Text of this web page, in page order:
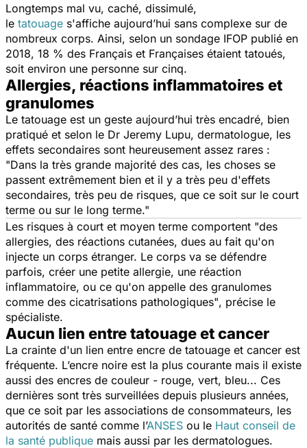
Longtemps mal vu, caché, dissimulé,
le tatouage s'affiche aujourd’hui sans complexe sur de
nombreux corps. Ainsi, selon un sondage IFOP publié en
2018, 18 % des Français et Françaises étaient tatoués,
soit environ une personne sur cinq.
Allergies, réactions inflammatoires et
granulomes
Le tatouage est un geste aujourd’hui très encadré, bien
pratiqué et selon le Dr Jeremy Lupu, dermatologue, les
effets secondaires sont heureusement assez rares :
"Dans la très grande majorité des cas, les choses se
passent extrêmement bien et il y a très peu d'effets
secondaires, très peu de risques, que ce soit sur le court
terme ou sur le long terme."
Les risques à court et moyen terme comportent "des
allergies, des réactions cutanées, dues au fait qu'on
injecte un corps étranger. Le corps va se défendre
parfois, créer une petite allergie, une réaction
inflammatoire, ou ce qu'on appelle des granulomes
comme des cicatrisations pathologiques", précise le
spécialiste.
Aucun lien entre tatouage et cancer
La crainte d'un lien entre encre de tatouage et cancer est
fréquente. L’encre noire est la plus courante mais il existe
aussi des encres de couleur - rouge, vert, bleu... Ces
dernières sont très surveillées depuis plusieurs années,
que ce soit par les associations de consommateurs, les
autorités de santé comme l’ANSES ou le Haut conseil de
la santé publique mais aussi par les dermatologues.